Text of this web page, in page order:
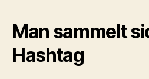
Man sammelt
Hashtag